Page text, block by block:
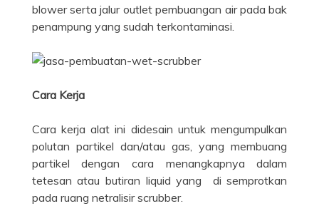
blower serta jalur outlet pembuangan air pada bak
penampung yang sudah terkontaminasi.
Cara Kerja
Cara kerja alat ini didesain untuk mengumpulkan
polutan partikel dan/atau gas, yang membuang
partikel dengan cara menangkapnya dalam
tetesan atau butiran liquid yang di semprotkan
pada ruang netralisir scrubber.